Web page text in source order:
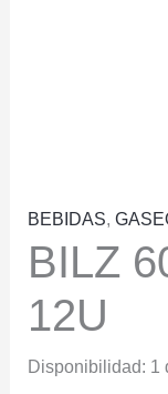
BEBIDAS,
BILZ
12U
Disponibilidad: 1